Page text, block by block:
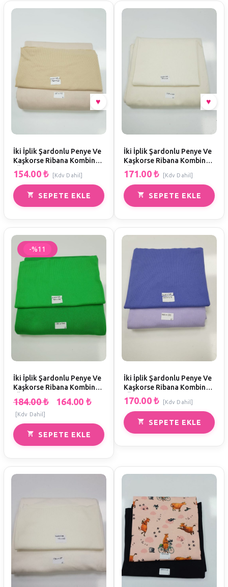
SEPETE EKLE
İki İplik Şardonlu Penye Ve
Kaşkorse Ribana Kombin
(Ölçüler EnxBoy)
154.00 ₺ [Kdv Dahil]
SEPETE EKLE
İki İplik Şardonlu Penye Ve
Kaşkorse Ribana Kombin
(Ölçüler EnxBoy)
171.00 ₺ [Kdv Dahil]
-%11
SEPETE EKLE
İki İplik Şardonlu Penye Ve
Kaşkorse Ribana Kombin
(Ölçüler EnxBoy)
184.00₺ 164.00 ₺
[Kdv Dahil]
SEPETE EKLE
İki İplik Şardonlu Penye Ve
Kaşkorse Ribana Kombin
(Ölçüler EnxBoy)
170.00 ₺ [Kdv Dahil]